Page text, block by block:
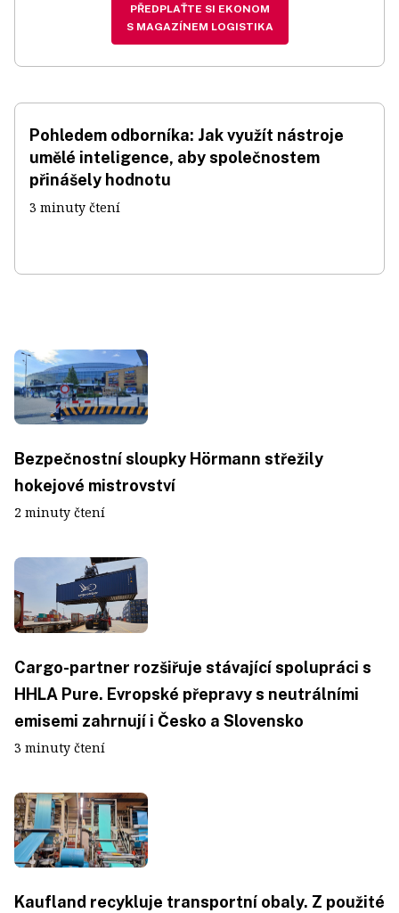
PŘEDPLAŤTE SI EKONOM
S MAGAZÍNEM LOGISTIKA
Pohledem odborníka: Jak využít nástroje
umělé inteligence, aby společnostem
přinášely hodnotu
3 minuty čtení
Bezpečnostní sloupky Hörmann střežily
hokejové mistrovství
2 minuty čtení
Cargo-partner rozšiřuje stávající spolupráci s
HHLA Pure. Evropské přepravy s neutrálními
emisemi zahrnují i Česko a Slovensko
3 minuty čtení
Kaufland recykluje transportní obaly. Z použité